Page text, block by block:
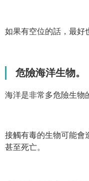
如果有空位的話，最好
危險海洋生物。
海洋是非常多危險生物
接觸有毒的生物可能會
甚至死亡。